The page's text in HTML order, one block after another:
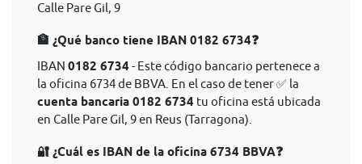
Calle Pare Gil, 9
🏦 ¿Qué banco tiene IBAN 0182 6734❓
IBAN 0182 6734 - Este código bancario pertenece a
la oficina 6734 de BBVA. En el caso de tener ✅ la
cuenta bancaria 0182 6734 tu oficina está ubicada
en Calle Pare Gil, 9 en Reus (Tarragona).
🔐 ¿Cuál es IBAN de la oficina 6734 BBVA❓